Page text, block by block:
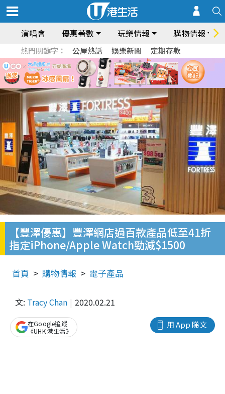
演唱會 優惠著數 玩樂情報 購物情報
熱門關鍵字： 公屋熱話 娛樂新聞 定期存款
【豐澤優惠】豐澤網店過百款產品低至41折
指定iPhone/Apple Watch勁減$1500
首頁 購物情報 電子產品
文: Tracy Chan 2020.02.21
用 App 睇文
在Google追蹤
《UHK 港生活》